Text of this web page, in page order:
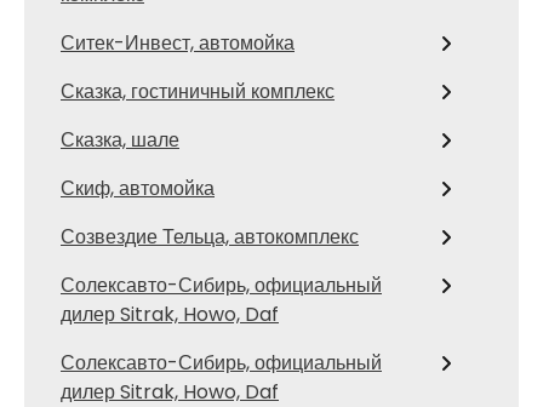
Ситек-Инвест, автомойка
Сказка, гостиничный комплекс
Сказка, шале
Скиф, автомойка
Созвездие Тельца, автокомплекс
Солексавто-Сибирь, официальный
дилер Sitrak, Howo, Daf
Солексавто-Сибирь, официальный
дилер Sitrak, Howo, Daf